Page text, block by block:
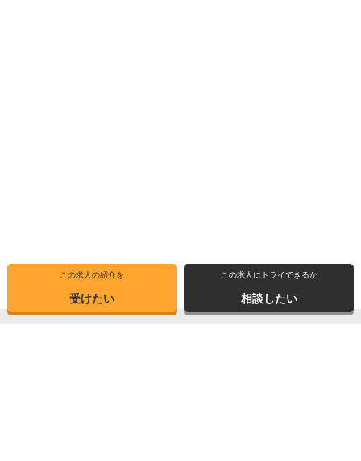
この求人の紹介を
受けたい
この求人にトライできるか
相談したい